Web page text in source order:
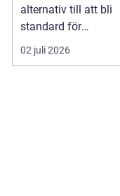
alternativ till att bli
standard för
modern belysning.
Fö...
02 juli 2026